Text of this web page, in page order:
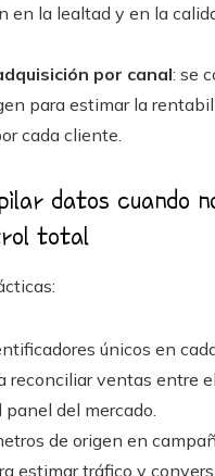
en la lealtad y en la
por canal: se
para estimar la
cada cliente.
datos cuando
total
únicos en
reconciliar ventas entre
del mercado.
de origen en
estimar tráfico y